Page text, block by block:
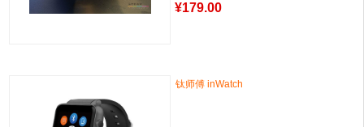
¥179.00
钛师傅 inWatch